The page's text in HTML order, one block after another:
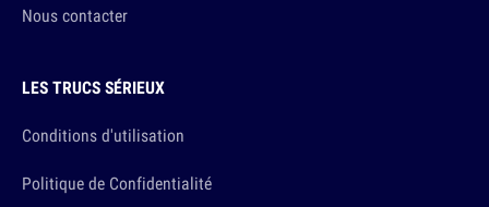
Nous contacter
LES TRUCS SÉRIEUX
Conditions d'utilisation
Politique de Confidentialité